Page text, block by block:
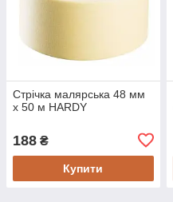
Стрічка малярська 48 мм
х 50 м HARDY
188 ₴
Купити